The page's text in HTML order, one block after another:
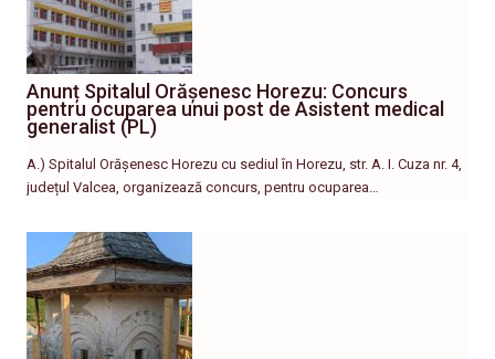
Anunț Spitalul Orășenesc Horezu: Concurs
pentru ocuparea unui post de Asistent medical
generalist (PL)
A.) Spitalul Orășenesc Horezu cu sediul în Horezu, str. A. I. Cuza nr. 4,
județul Valcea, organizează concurs, pentru ocuparea…